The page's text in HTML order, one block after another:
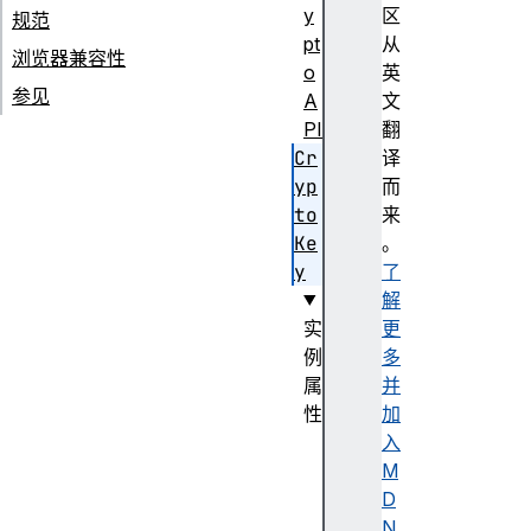
区
从
英
文
翻
译
而
来
。
了
解
更
多
并
加
入
M
D
规范
浏览器兼容性
参见
y
pt
o
A
PI
Cr
yp
to
Ke
y
实
例
属
性